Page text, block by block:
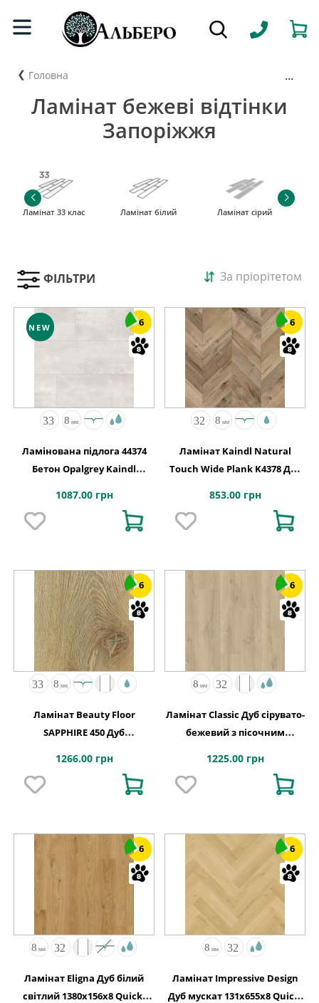
Головна ...
Ламінат бежеві відтінки
Запоріжжя
Ламінат 33 клас Ламінат білий Ламінат сірий
ФІЛЬТРИ За пріорітетом
NEW 6
Ламінована підлога 44374
Бетон Opalgrey Kaindl
1087.00 грн
6
Ламінат Kaindl Natural
Touch Wide Plank K4378 Дуб
853.00 грн
6
Ламінат Beauty Floor
SAPPHIRE 450 Дуб
1266.00 грн
6
Ламінат Classic Дуб сірувато-
бежевий з пісочним
1225.00 грн
6
Ламінат Eligna Дуб білий
світлий 1380х156x8 Quick-
6
Ламінат Impressive Design
Дуб мускат 131х655x8 Quick-